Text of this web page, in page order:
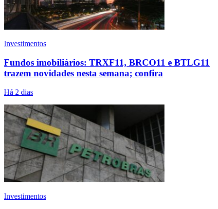
Investimentos
Fundos imobiliários: TRXF11, BRCO11 e BTLG11
trazem novidades nesta semana; confira
Há 2 dias
Investimentos